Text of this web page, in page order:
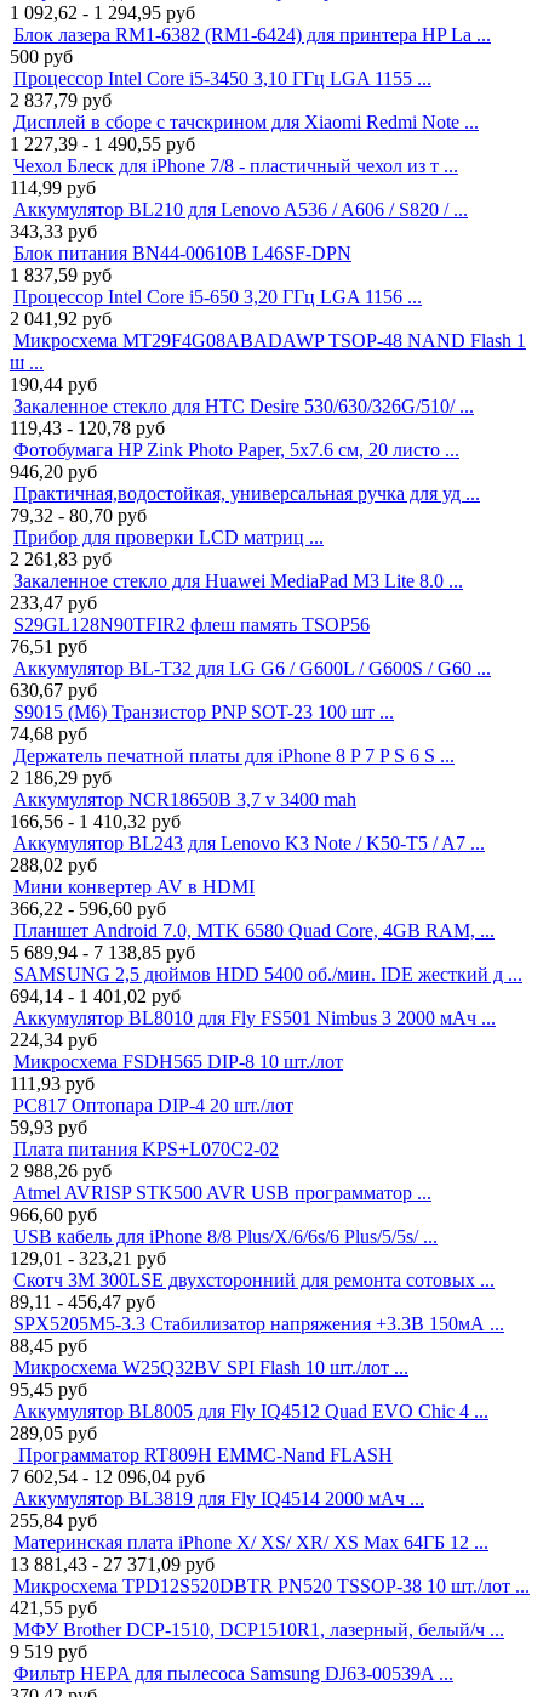
1 092,62 - 1 294,95 руб
Блок лазера RM1-6382 (RM1-6424) для принтера HP La ...
500 руб
Процессор Intel Core i5-3450 3,10 ГГц LGA 1155 ...
2 837,79 руб
Дисплей в сборе с тачскрином для Xiaomi Redmi Note ...
1 227,39 - 1 490,55 руб
Чехол Блеск для iPhone 7/8 - пластичный чехол из т ...
114,99 руб
Аккумулятор BL210 для Lenovo A536 / A606 / S820 / ...
343,33 руб
Блок питания BN44-00610B L46SF-DPN
1 837,59 руб
Процессор Intel Core i5-650 3,20 ГГц LGA 1156 ...
2 041,92 руб
Микросхема MT29F4G08ABADAWP TSOP-48 NAND Flash 1
ш ...
190,44 руб
Закаленное стекло для HTC Desire 530/630/326G/510/ ...
119,43 - 120,78 руб
Фотобумага HP Zink Photo Paper, 5x7.6 см, 20 листо ...
946,20 руб
Практичная,водостойкая, универсальная ручка для уд ...
79,32 - 80,70 руб
Прибор для проверки LCD матриц ...
2 261,83 руб
Закаленное стекло для Huawei MediaPad M3 Lite 8.0 ...
233,47 руб
S29GL128N90TFIR2 флеш память TSOP56
76,51 руб
Аккумулятор BL-T32 для LG G6 / G600L / G600S / G60 ...
630,67 руб
S9015 (M6) Транзистор PNP SOT-23 100 шт ...
74,68 руб
Держатель печатной платы для iPhone 8 P 7 P S 6 S ...
2 186,29 руб
Аккумулятор NCR18650B 3,7 v 3400 mah
166,56 - 1 410,32 руб
Аккумулятор BL243 для Lenovo K3 Note / K50-T5 / A7 ...
288,02 руб
Мини конвертер AV в HDMI
366,22 - 596,60 руб
Планшет Android 7.0, MTK 6580 Quad Core, 4GB RAM, ...
5 689,94 - 7 138,85 руб
SAMSUNG 2,5 дюймов HDD 5400 об./мин. IDE жесткий д ...
694,14 - 1 401,02 руб
Аккумулятор BL8010 для Fly FS501 Nimbus 3 2000 мАч ...
224,34 руб
Микросхема FSDH565 DIP-8 10 шт./лот
111,93 руб
PC817 Оптопара DIP-4 20 шт./лот
59,93 руб
Плата питания KPS+L070C2-02
2 988,26 руб
Atmel AVRISP STK500 AVR USB программатор ...
966,60 руб
USB кабель для iPhone 8/8 Plus/X/6/6s/6 Plus/5/5s/ ...
129,01 - 323,21 руб
Скотч 3M 300LSE двухсторонний для ремонта сотовых ...
89,11 - 456,47 руб
SPX5205M5-3.3 Стабилизатор напряжения +3.3В 150мА ...
88,45 руб
Микросхема W25Q32BV SPI Flash 10 шт./лот ...
95,45 руб
Аккумулятор BL8005 для Fly IQ4512 Quad EVO Chic 4 ...
289,05 руб
Программатор RT809H EMMC-Nand FLASH
7 602,54 - 12 096,04 руб
Аккумулятор BL3819 для Fly IQ4514 2000 мАч ...
255,84 руб
Материнская плата iPhone X/ XS/ XR/ XS Max 64ГБ 12 ...
13 881,43 - 27 371,09 руб
Микросхема TPD12S520DBTR PN520 TSSOP-38 10 шт./лот ...
421,55 руб
МФУ Brother DCP-1510, DCP1510R1, лазерный, белый/ч ...
9 519 руб
Фильтр HEPA для пылесоса Samsung DJ63-00539A ...